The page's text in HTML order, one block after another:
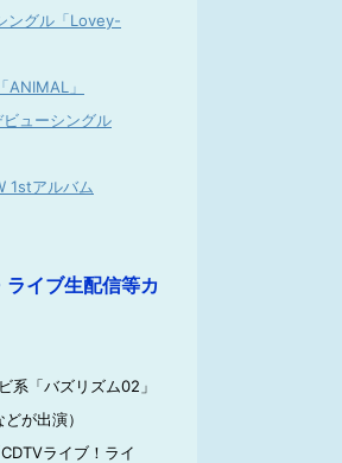
ングル「Lovey-
ANIMAL」
ビューシングル
1stアルバム
イブ生配信等カ
「バズリズム02」
が出演）
ライブ！ライ